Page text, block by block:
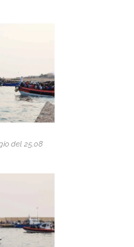
del 25.08